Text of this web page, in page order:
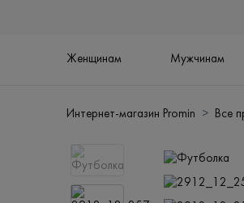
Женщинам Мужчинам
Интернет-магазин Promin Все